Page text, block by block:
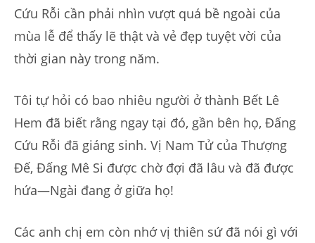
Cứu Rỗi cần phải nhìn vượt quá bề ngoài của
mùa lễ để thấy lẽ thật và vẻ đẹp tuyệt vời của
thời gian này trong năm.
Tôi tự hỏi có bao nhiêu người ở thành Bết Lê
Hem đã biết rằng ngay tại đó, gần bên họ, Đấng
Cứu Rỗi đã giáng sinh. Vị Nam Tử của Thượng
Đế, Đấng Mê Si được chờ đợi đã lâu và đã được
hứa—Ngài đang ở giữa họ!
Các anh chị em còn nhớ vị thiên sứ đã nói gì với